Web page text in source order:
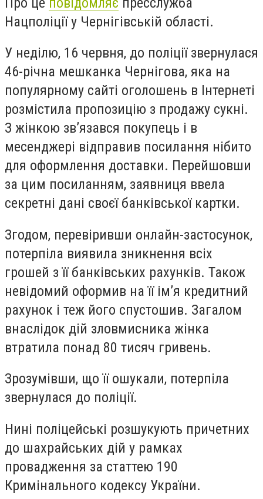
Нацполіції у Чернігівській області.
У неділю, 16 червня, до поліції звернулася
46-річна мешканка Чернігова, яка на
популярному сайті оголошень в Інтернеті
розмістила пропозицію з продажу сукні.
З жінкою зв’язався покупець і в
месенджері відправив посилання нібито
для оформлення доставки. Перейшовши
за цим посиланням, заявниця ввела
секретні дані своєї банківської картки.
Згодом, перевіривши онлайн-застосунок,
потерпіла виявила зникнення всіх
грошей з її банківських рахунків. Також
невідомий оформив на її ім’я кредитний
рахунок і теж його спустошив. Загалом
внаслідок дій зловмисника жінка
втратила понад 80 тисяч гривень.
Зрозумівши, що її ошукали, потерпіла
звернулася до поліції.
Нині поліцейські розшукують причетних
до шахрайських дій у рамках
провадження за статтею 190
Кримінального кодексу України.